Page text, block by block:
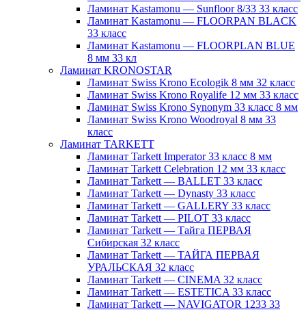
Ламинат Kastamonu — Sunfloor 8/33 33 класс
Ламинат Kastamonu — FLOORPAN BLACK
33 класс
Ламинат Kastamonu — FLOORPLAN BLUE
8 мм 33 кл
Ламинат KRONOSTAR
Ламинат Swiss Krono Ecologik 8 мм 32 класс
Ламинат Swiss Krono Royalife 12 мм 33 класс
Ламинат Swiss Krono Synonym 33 класс 8 мм
Ламинат Swiss Krono Woodroyal 8 мм 33
класс
Ламинат TARKETT
Ламинат Tarkett Imperator 33 класс 8 мм
Ламинат Tarkett Celebration 12 мм 33 класс
Ламинат Tarkett — BALLET 33 класс
Ламинат Tarkett — Dynasty 33 класс
Ламинат Tarkett — GALLERY 33 класс
Ламинат Tarkett — PILOT 33 класс
Ламинат Tarkett — Тайга ПЕРВАЯ
Сибирская 32 класс
Ламинат Tarkett — ТАЙГА ПЕРВАЯ
УРАЛЬСКАЯ 32 класс
Ламинат Tarkett — CINEMA 32 класс
Ламинат Tarkett — ESTETICA 33 класс
Ламинат Tarkett — NAVIGATOR 1233 33